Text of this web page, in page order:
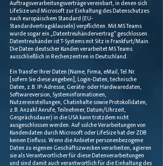
Auftragsverarbeitungsverträge vereinbart, in denen sich
LifeSize und Microsoft zur Einhaltung des Datenschutzes
nach europäischem Standard (EU-
Standardvertragsklauseln) verpflichten. Mit MS Teams
wurde sogar ein „Datentreuhändervertrag“ geschlossen.
Datentreuhänder ist T-Systems mit Sitz in Frankfurt/Main.
Die Daten deutscher Kunden verarbeitet MS Teams
ausschließlich in Rechenzentren in Deutschland.
Ein Transfer Ihrer Daten (Name, Firma, eMail, Tel.Nr.
[sofern Sie diese angeben], Login-Daten, technische
Daten, z.B. IP-Adresse, Geräte- oder Hardwaredaten,
Softwareversion, Systeminformationen,
Nutzereinstellungen, Chatinhalte sowie Protokolldaten,
z.B. Anzahl Anrufe, Teilnehmer, Datum/Uhrzeit,
Gesprächsdauer) in die USA kann trotzdem nicht
ausgeschlossen werden. Auf solche Verarbeitungen von
Kundendaten durch Microsoft oder LifeSize hat der ZDB
keinen Einfluss. Wenn die Anbieter personenbezogene
Daten zu eigenen Geschäftszwecken verarbeiten, agieren
sie als Verantwortlicher für diese Datenverarbeitungen
und sind damit auch verantwortlich für die Einhaltung des